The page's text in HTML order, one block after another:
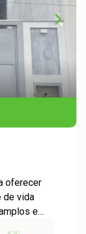
oferecer
de vida
e